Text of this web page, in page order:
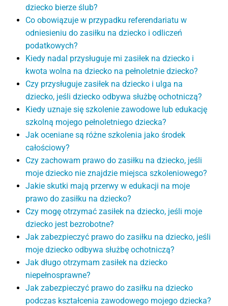
dziecko bierze ślub?
Co obowiązuje w przypadku referendariatu w
odniesieniu do zasiłku na dziecko i odliczeń
podatkowych?
Kiedy nadal przysługuje mi zasiłek na dziecko i
kwota wolna na dziecko na pełnoletnie dziecko?
Czy przysługuje zasiłek na dziecko i ulga na
dziecko, jeśli dziecko odbywa służbę ochotniczą?
Kiedy uznaje się szkolenie zawodowe lub edukację
szkolną mojego pełnoletniego dziecka?
Jak oceniane są różne szkolenia jako środek
całościowy?
Czy zachowam prawo do zasiłku na dziecko, jeśli
moje dziecko nie znajdzie miejsca szkoleniowego?
Jakie skutki mają przerwy w edukacji na moje
prawo do zasiłku na dziecko?
Czy mogę otrzymać zasiłek na dziecko, jeśli moje
dziecko jest bezrobotne?
Jak zabezpieczyć prawo do zasiłku na dziecko, jeśli
moje dziecko odbywa służbę ochotniczą?
Jak długo otrzymam zasiłek na dziecko
niepełnosprawne?
Jak zabezpieczyć prawo do zasiłku na dziecko
podczas kształcenia zawodowego mojego dziecka?